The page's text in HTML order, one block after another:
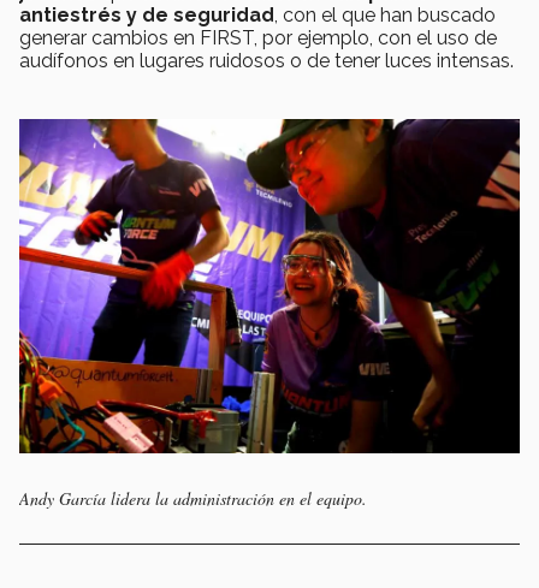
antiestrés y de seguridad, con el que han buscado
generar cambios en FIRST, por ejemplo, con el uso de
audífonos en lugares ruidosos o de tener luces intensas.
Andy García lidera la administración en el equipo.